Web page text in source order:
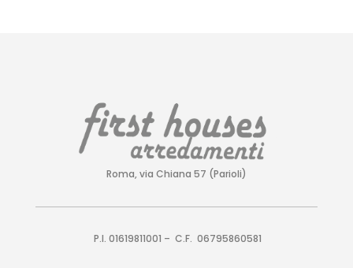
Roma, via Chiana 57 (Parioli)
P.I. 01619811001 – C.F. 06795860581